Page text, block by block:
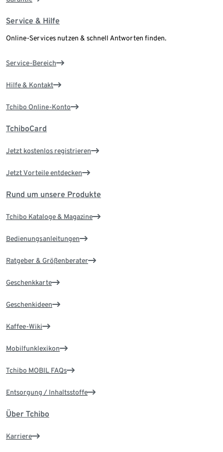
Service & Hilfe
Online-Services nutzen & schnell Antworten finden.
Service-Bereich
Hilfe & Kontakt
Tchibo Online-Konto
TchiboCard
Jetzt kostenlos registrieren
Jetzt Vorteile entdecken
Rund um unsere Produkte
Tchibo Kataloge & Magazine
Bedienungsanleitungen
Ratgeber & Größenberater
Geschenkkarte
Geschenkideen
Kaffee-Wiki
Mobilfunklexikon
Tchibo MOBIL FAQs
Entsorgung / Inhaltsstoffe
Über Tchibo
Karriere